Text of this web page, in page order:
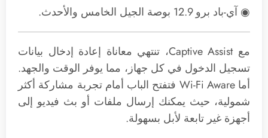
◉ آي-باد برو 12.9 بوصة الجيل الخامس والأحدث.
مع Captive Assist، تنتهي معاناة إعادة إدخال بيانات
تسجيل الدخول في كل جهاز، مما يوفر الوقت والجهد.
أما Wi-Fi Aware فتفتح الباب أمام تجربة مشاركة أكثر
شمولية، حيث يمكنك إرسال ملفات أو بث فيديو إلى
أجهزة غير تابعة لأبل بسهولة.